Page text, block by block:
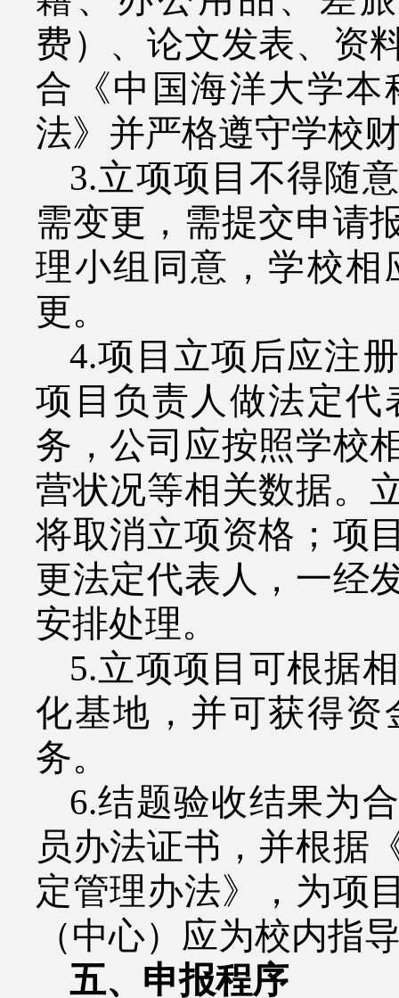
费）、论文发表、资
合《中国海洋大学
法》并严格遵守学校
3.立项项目不得随
需变更，需提交申请
理小组同意，学校
更。
4.项目立项后应注
项目负责人做法定
务，公司应按照学校
营状况等相关数据。
将取消立项资格；项
更法定代表人，一经
安排处理。
5.立项项目可根据
化基地，并可获得
务。
6.结题验收结果为
员办法证书，并根据
定管理办法》，为项
（中心）应为校内指
五、申报程序